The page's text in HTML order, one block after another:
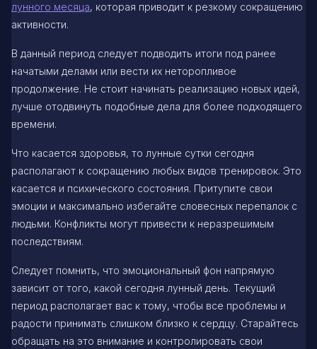
лунного месяца, которая приводит к резкому сокращению
активности.
В данный период следует подводить итоги под ранее
начатыми делами или вести их неторопливое
продолжение. Не стоит начинать реализацию новых идей,
лучше отодвинуть подобные дела для более подходящего
времени.
Что касается здоровья, то лунные сутки сегодня
располагают к сокращению любых видов тренировок. Это
касается и психического состояния. Притупите свои
эмоции и максимально избегайте словесных перепалок с
людьми. Конфликты могут привести к неразрешимым
последствиям.
Следует помнить, что эмоциональный фон напрямую
зависит от того, какой сегодня лунный день. Текущий
период располагает вас к тому, чтобы все проблемы и
радости принимать слишком близко к сердцу. Старайтесь
обращать на это внимание и контролировать свои